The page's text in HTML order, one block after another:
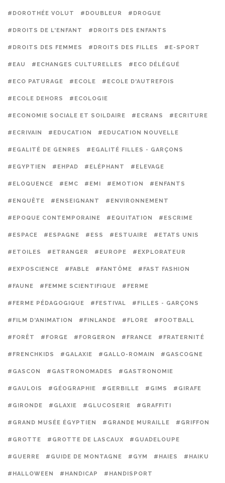
#DOROTHÉE VOLUT #DOUBLEUR #DROGUE
#DROITS DE L'ENFANT #DROITS DES ENFANTS
#DROITS DES FEMMES #DROITS DES FILLES #E-SPORT
#EAU #ECHANGES CULTURELLES #ECO DÉLÉGUÉ
#ECO PATURAGE #ECOLE #ECOLE D'AUTREFOIS
#ECOLE DEHORS #ECOLOGIE
#ECONOMIE SOCIALE ET SOILDAIRE #ECRANS #ECRITURE
#ECRIVAIN #EDUCATION #EDUCATION NOUVELLE
#EGALITÉ DE GENRES #EGALITÉ FILLES - GARÇONS
#EGYPTIEN #EHPAD #ELÉPHANT #ELEVAGE
#ELOQUENCE #EMC #EMI #EMOTION #ENFANTS
#ENQUÊTE #ENSEIGNANT #ENVIRONNEMENT
#EPOQUE CONTEMPORAINE #EQUITATION #ESCRIME
#ESPACE #ESPAGNE #ESS #ESTUAIRE #ETATS UNIS
#ETOILES #ETRANGER #EUROPE #EXPLORATEUR
#EXPOSCIENCE #FABLE #FANTÔME #FAST FASHION
#FAUNE #FEMME SCIENTIFIQUE #FERME
#FERME PÉDAGOGIQUE #FESTIVAL #FILLES - GARÇONS
#FILM D'ANIMATION #FINLANDE #FLORE #FOOTBALL
#FORÊT #FORGE #FORGERON #FRANCE #FRATERNITÉ
#FRENCHKIDS #GALAXIE #GALLO-ROMAIN #GASCOGNE
#GASCON #GASTRONOMADES #GASTRONOMIE
#GAULOIS #GÉOGRAPHIE #GERBILLE #GIMS #GIRAFE
#GIRONDE #GLAXIE #GLUCOSERIE #GRAFFITI
#GRAND MUSÉE ÉGYPTIEN #GRANDE MURAILLE #GRIFFON
#GROTTE #GROTTE DE LASCAUX #GUADELOUPE
#GUERRE #GUIDE DE MONTAGNE #GYM #HAIES #HAIKU
#HALLOWEEN #HANDICAP #HANDISPORT